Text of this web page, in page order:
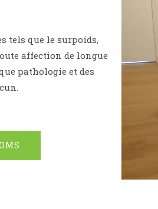
tels que le surpoids,
affection de longue
pathologie et des